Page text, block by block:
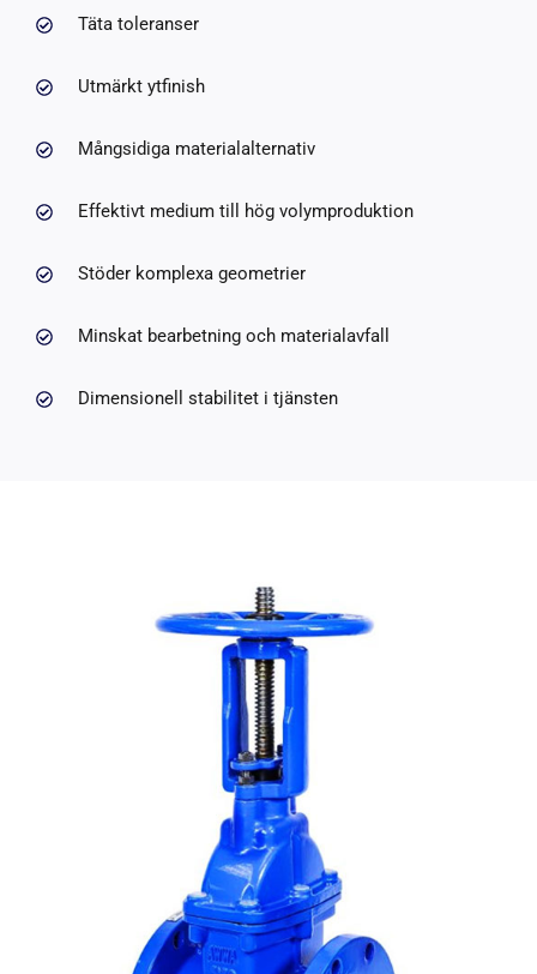
Täta toleranser
Utmärkt ytfinish
Mångsidiga materialalternativ
Effektivt medium till hög volymproduktion
Stöder komplexa geometrier
Minskat bearbetning och materialavfall
Dimensionell stabilitet i tjänsten